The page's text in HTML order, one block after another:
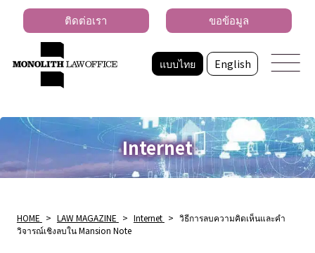
แบบไทย English
ติดต่อเรา ขอข้อมูล
Internet
HOME > LAW MAGAZINE > Internet > วิธีการลบความคิดเห็นและคำ
วิจารณ์เชิงลบใน Mansion Note